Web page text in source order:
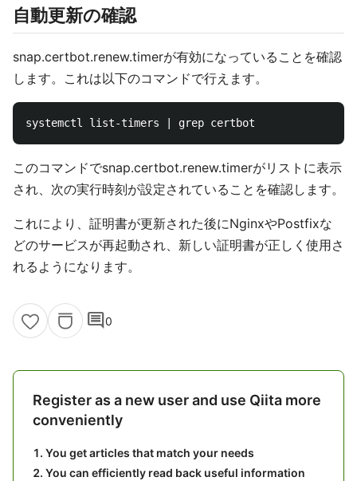
自動更新の確認
snap.certbot.renew.timerが有効になっていることを確認
します。これは以下のコマンドで行えます。
このコマンドでsnap.certbot.renew.timerがリストに表示
され、次の実行時刻が設定されていることを確認します。
これにより、証明書が更新された後にNginxやPostfixな
どのサービスが再起動され、新しい証明書が正しく使用さ
れるようになります。
comment0
Register as a new user and use Qiita more
conveniently
You get articles that match your needs
You can efficiently read back useful information